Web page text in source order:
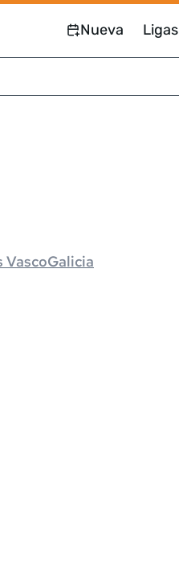
Nueva Ligas
VascoGalicia